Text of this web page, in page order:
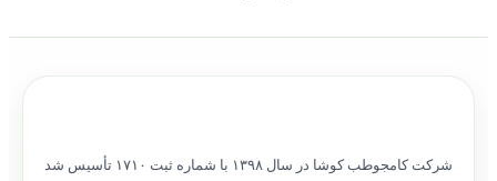
شرکت کامجوطب کوشا در سال ۱۳۹۸ با شماره ثبت ۱۷۱۰ تأسیس شد